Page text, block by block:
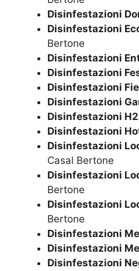
Disinfestazioni
Disinfestazioni
Bertone
Disinfestazioni
Disinfestazioni
Disinfestazioni
Disinfestazioni
Disinfestazioni
Disinfestazioni
Disinfestazioni
Casal Bertone
Disinfestazioni
Bertone
Disinfestazioni
Bertone
Disinfestazioni
Disinfestazioni
Disinfestazioni